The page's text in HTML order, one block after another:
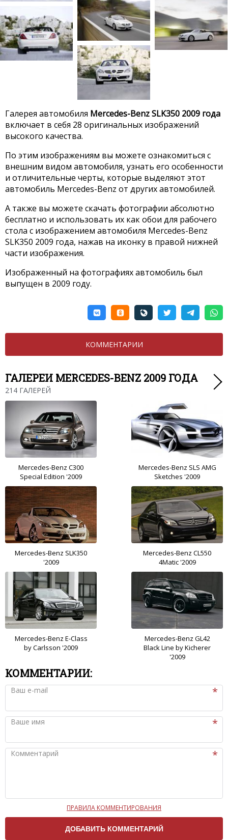
Галерея автомобиля Mercedes-Benz SLK350 2009 года
включает в себя 28 оригинальных изображений
высокого качества.
По этим изображениям вы можете ознакомиться с
внешним видом автомобиля, узнать его особенности
и отличительные черты, которые выделяют этот
автомобиль Mercedes-Benz от других автомобилей.
А также вы можете скачать фотографии абсолютно
бесплатно и использовать их как обои для рабочего
стола с изображением автомобиля Mercedes-Benz
SLK350 2009 года, нажав на иконку в правой нижней
части изображения.
Изображенный на фотографиях автомобиль был
выпущен в 2009 году.
КОММЕНТАРИИ
ГАЛЕРЕИ MERCEDES-BENZ 2009 ГОДА
214 ГАЛЕРЕЙ
Mercedes-Benz C300
Special Edition '2009
Mercedes-Benz SLS AMG
Sketches '2009
Mercedes-Benz SLK350
'2009
Mercedes-Benz CL550
4Matic '2009
Mercedes-Benz E-Class
by Carlsson '2009
Mercedes-Benz GL42
Black Line by Kicherer
'2009
КОММЕНТАРИИ:
Ваш e-mail
Ваше имя
Комментарий
Чтобы ваш комментарий был опубликован на сайте,
вам нужно придерживаться следующих правил:
ПРАВИЛА КОММЕНТИРОВАНИЯ